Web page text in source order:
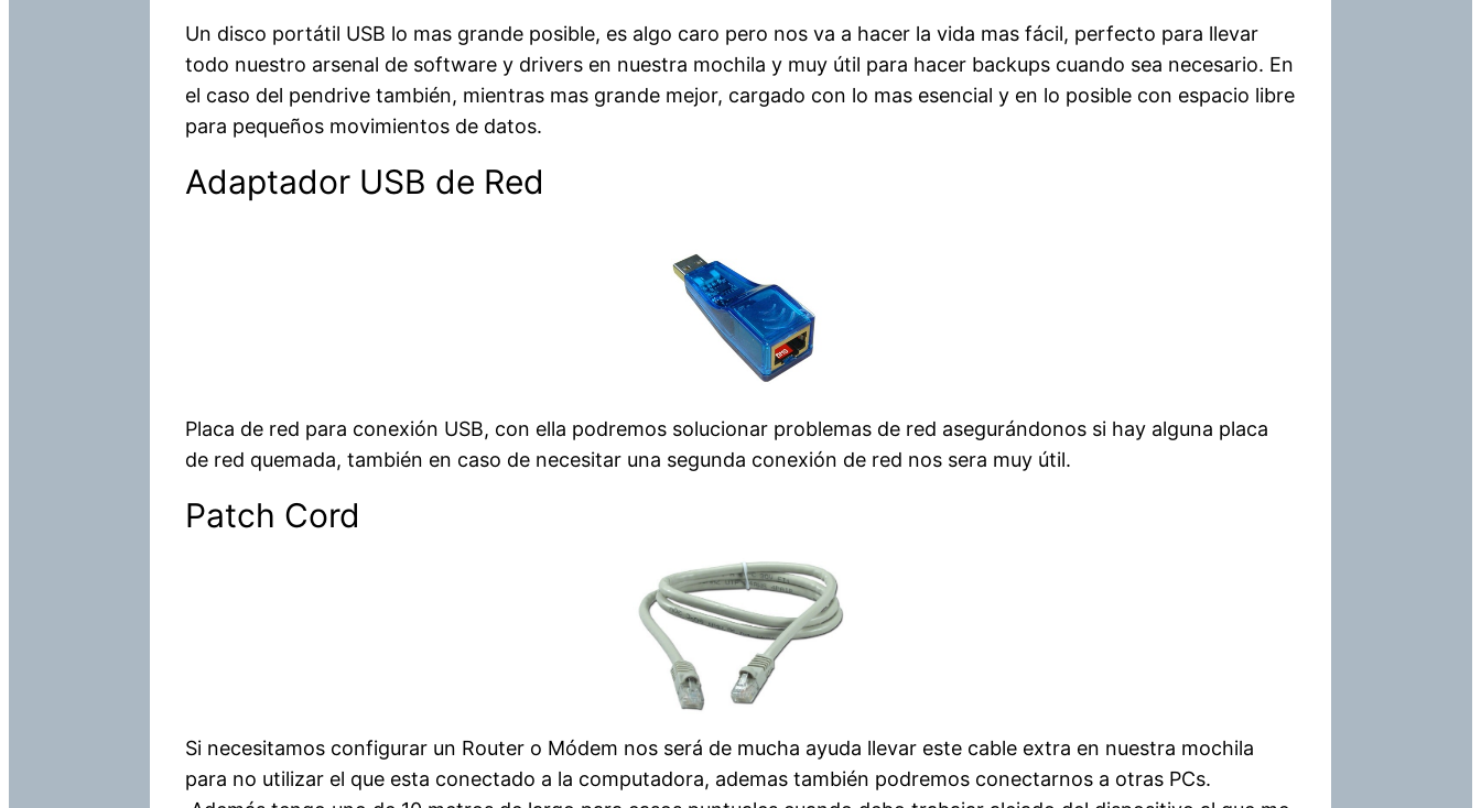
Un disco portátil USB lo mas grande posible, es algo caro pero nos va a hacer la vida mas fácil, perfecto para llevar
todo nuestro arsenal de software y drivers en nuestra mochila y muy útil para hacer backups cuando sea necesario. En
el caso del pendrive también, mientras mas grande mejor, cargado con lo mas esencial y en lo posible con espacio libre
para pequeños movimientos de datos.
Adaptador USB de Red
Placa de red para conexión USB, con ella podremos solucionar problemas de red asegurándonos si hay alguna placa
de red quemada, también en caso de necesitar una segunda conexión de red nos sera muy útil.
Patch Cord
Si necesitamos configurar un Router o Módem nos será de mucha ayuda llevar este cable extra en nuestra mochila
para no utilizar el que esta conectado a la computadora, ademas también podremos conectarnos a otras PCs.